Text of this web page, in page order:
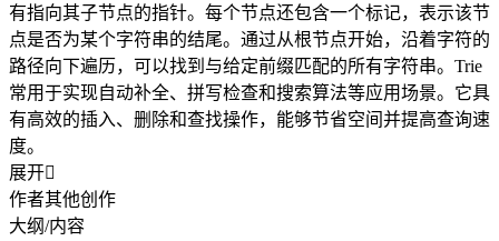
有指向其子节点的指针。每个节点还包含一个标记，表示该节
点是否为某个字符串的结尾。通过从根节点开始，沿着字符的
路径向下遍历，可以找到与给定前缀匹配的所有字符串。Trie
常用于实现自动补全、拼写检查和搜索算法等应用场景。它具
有高效的插入、删除和查找操作，能够节省空间并提高查询速
度。
展开
作者其他创作
大纲/内容